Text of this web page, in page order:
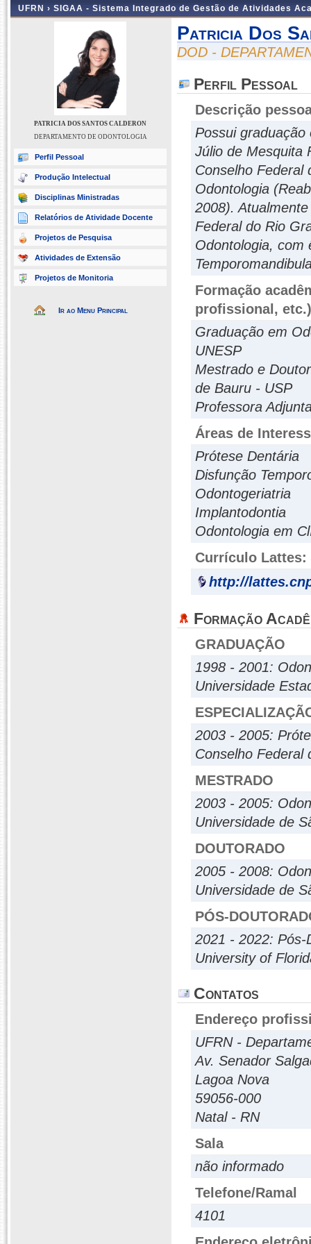
UFRN › SIGAA - Sistema Integrado de Gestão de Atividades
PATRICIA DOS SANTOS CALDERON
DEPARTAMENTO DE ODONTOLOGIA
Perfil Pessoal
Produção Intelectual
Disciplinas Ministradas
Relatórios de Atividade Docente
Projetos de Pesquisa
Atividades de Extensão
Projetos de Monitoria
Ir ao Menu Principal
Patricia Dos
DOD -
Perfil Pessoal
Descrição
Possui
Júlio de Mesquita
Conselho Federal
Odontologia
2008).
Federal do Rio
Odontologia, com
Formação
profissional, etc.)
Graduação em
UNESP
Mestrado e
de Bauru - USP
Professora
Áreas de
Prótese Dentária
Disfunção
Odontogeriatria
Implantodontia
Odontologia em
Currículo Lattes:
http://
Formação
GRADUAÇÃO
1998 - 2001:
Universidade
2003 - 2005:
Conselho Federal
MESTRADO
2003 - 2005:
Universidade de
DOUTORADO
2005 - 2008:
Universidade de
PÓS-
2021 - 2022: Pós-
University of
Contatos
Endereço
UFRN -
Av. Senador
Lagoa Nova
59056-000
Natal - RN
Sala
não informado
Telefone/Ramal
4101